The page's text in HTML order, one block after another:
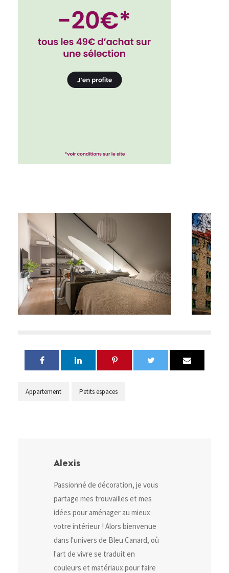
Appartement Petits espaces
Alexis
Passionné de décoration, je vous
partage mes trouvailles et mes
idées pour aménager au mieux
votre intérieur ! Alors bienvenue
dans l'univers de Bleu Canard, où
l'art de vivre se traduit en
couleurs et matériaux pour faire